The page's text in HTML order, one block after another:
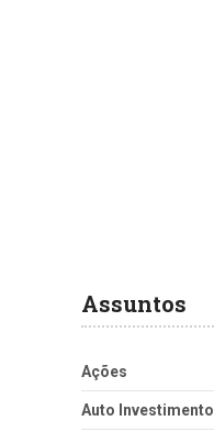
Assuntos
Ações
Auto Investimento